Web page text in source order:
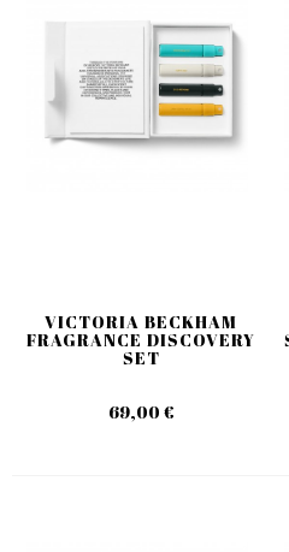
VICTORIA BECKHAM
FRAGRANCE DISCOVERY
SET
69,00 €